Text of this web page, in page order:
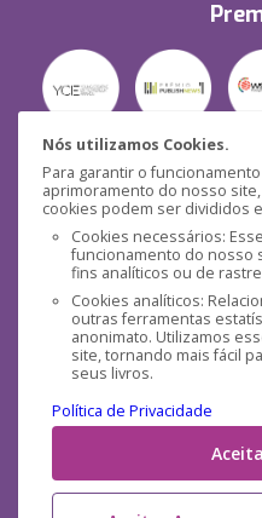
Nós utilizamos Cookies.
Para garantir o
aprimoramento do nosso
cookies podem ser divididos
Cookies necessários:
funcionamento do nosso
fins analíticos ou de
Cookies analíticos:
outras ferramentas
anonimato. Utilizamos
site, tornando mais fácil
seus livros.
Política de Privacidade